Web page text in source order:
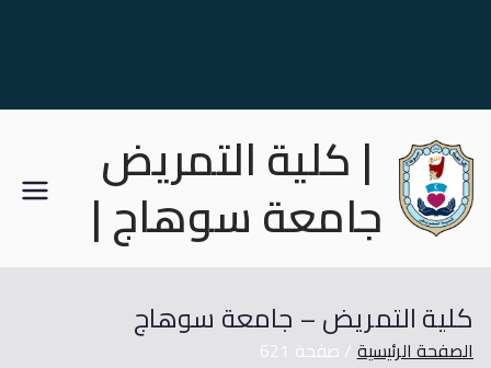
| كلية التمريض
جامعة سوهاج |
كلية التمريض – جامعة سوهاج
الصفحة الرئيسية صفحة 621